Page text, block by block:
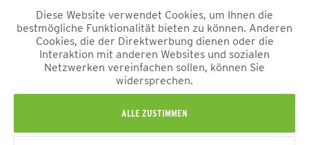
sowie Geschenkgutscheine sind vom Rabatt ausgeschlossen. Der
Rabattcode ist nicht mit anderen Aktionen oder Gutscheinen
kombinierbar. Der Mindestbestellwert beträgt 50 €
*Alle Preise verstehen sich inkl. Mehrwertsteuer und zzgl.
und ggf. Nachnahmegebühren, wenn nicht anders
beschrieben.
Diese Website verwendet Cookies, um Ihnen die
bestmögliche Funktionalität bieten zu können. Anderen
Cookies, die der Direktwerbung dienen oder die
Interaktion mit anderen Websites und sozialen
Netzwerken vereinfachen sollen, können Sie
widersprechen.